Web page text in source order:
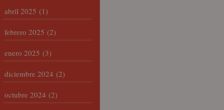
abril 2025 (1)
febrero 2025 (2)
enero 2025 (3)
diciembre 2024 (2)
octubre 2024 (2)